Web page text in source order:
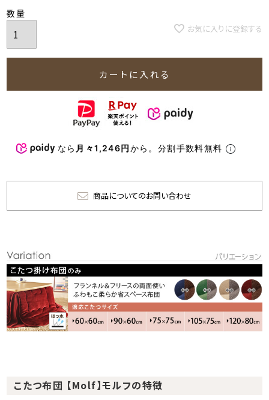
お気に入りに登録する
カートに入れる
なら 月々1,246円から。分割手数料無料
商品についてのお問い合わせ
こたつ布団 【Molf】モルフの特徴